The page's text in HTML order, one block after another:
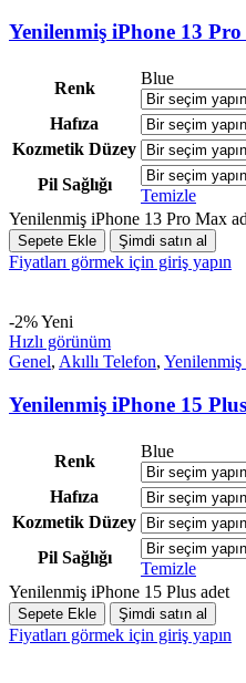
Yenilenmiş iPhone 13
Renk
Blue
Hafıza
Kozmetik Düzey
Pil Sağlığı
Temizle
Yenilenmiş iPhone 13 Pro Max
Sepete Ekle Şimdi satın al
Fiyatları görmek için giriş yapın
-2%Yeni
Hızlı görünüm
Genel, Akıllı Telefon, Yenilenmiş
Yenilenmiş iPhone 15 Plus
Renk
Blue
Hafıza
Kozmetik Düzey
Pil Sağlığı
Temizle
Yenilenmiş iPhone 15 Plus adet
Sepete Ekle Şimdi satın al
Fiyatları görmek için giriş yapın